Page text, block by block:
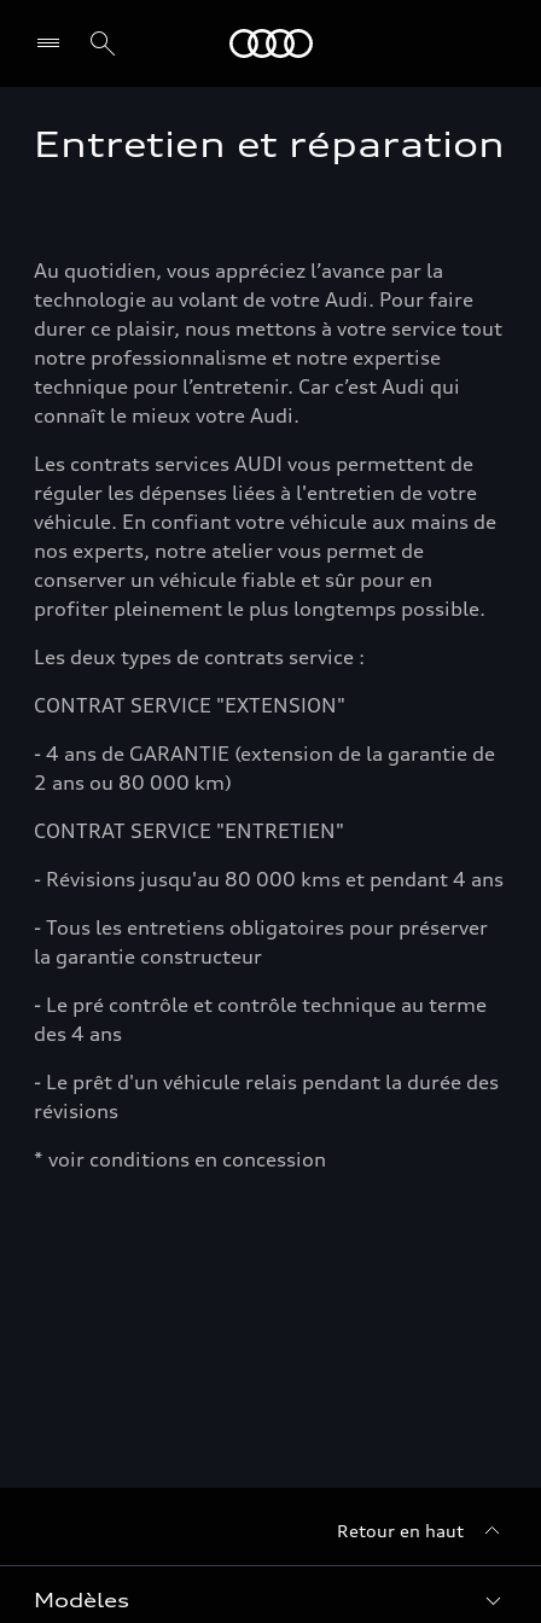
Select dealer
Entretien et réparation
Au quotidien, vous appréciez l’avance par la
technologie au volant de votre Audi. Pour faire
durer ce plaisir, nous mettons à votre service tout
notre professionnalisme et notre expertise
technique pour l’entretenir. Car c’est Audi qui
connaît le mieux votre Audi.
Les contrats services AUDI vous permettent de
réguler les dépenses liées à l'entretien de votre
véhicule. En confiant votre véhicule aux mains de
nos experts, notre atelier vous permet de
conserver un véhicule fiable et sûr pour en
profiter pleinement le plus longtemps possible.
Les deux types de contrats service :
CONTRAT SERVICE "EXTENSION"
- 4 ans de GARANTIE (extension de la garantie de
2 ans ou 80 000 km)
CONTRAT SERVICE "ENTRETIEN"
- Révisions jusqu'au 80 000 kms et pendant 4 ans
- Tous les entretiens obligatoires pour préserver
la garantie constructeur
- Le pré contrôle et contrôle technique au terme
des 4 ans
- Le prêt d'un véhicule relais pendant la durée des
révisions
* voir conditions en concession
Retour en haut
Modèles